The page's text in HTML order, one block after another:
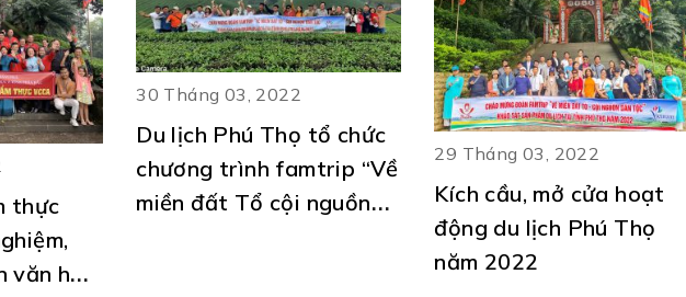
thực
hóa,
30 Tháng 03, 2022
Du lịch Phú Thọ tổ chức
chương trình famtrip “Về
miền đất Tổ cội nguồn
29 Tháng 03, 2022
Kích cầu, mở cửa hoạt
động du lịch Phú Thọ
năm 2022